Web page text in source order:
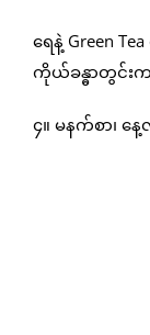
ရေနဲ့ Green
ကိုယ်ခန္ဓာတွင်း
၄။ မနက်စာ၊ န